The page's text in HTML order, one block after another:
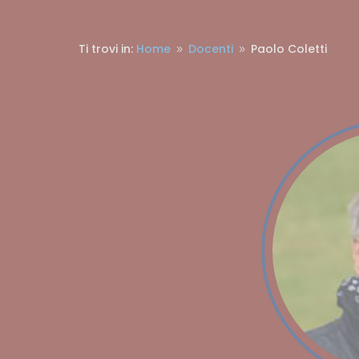
Ti trovi in: Home 9 Docenti 9 Paolo Coletti